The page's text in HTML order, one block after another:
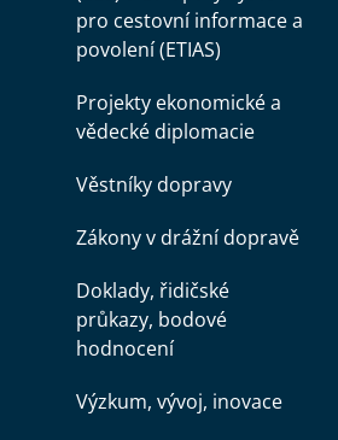
pro cestovní informace a
povolení (ETIAS)
Projekty ekonomické a
vědecké diplomacie
Věstníky dopravy
Zákony v drážní dopravě
Doklady, řidičské
průkazy, bodové
hodnocení
Výzkum, vývoj, inovace